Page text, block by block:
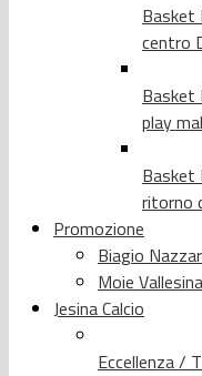
Basket
centro
Basket
play
Basket
ritorno
Promozione
Biagio
Moie
Jesina Calcio
Eccellenza /